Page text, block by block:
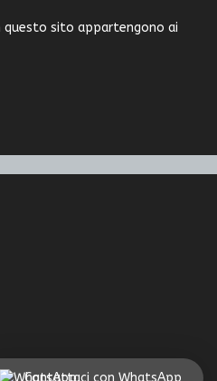
questo sito appartengono ai
Contattaci con WhatsApp